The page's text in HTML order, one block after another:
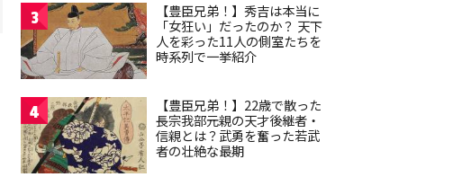
3
【豊臣兄弟！】秀吉は本当に
「女狂い」だったのか？ 天下
人を彩った11人の側室たちを
時系列で一挙紹介
4
【豊臣兄弟！】22歳で散った
長宗我部元親の天才後継者・
信親とは？武勇を奮った若武
者の壮絶な最期